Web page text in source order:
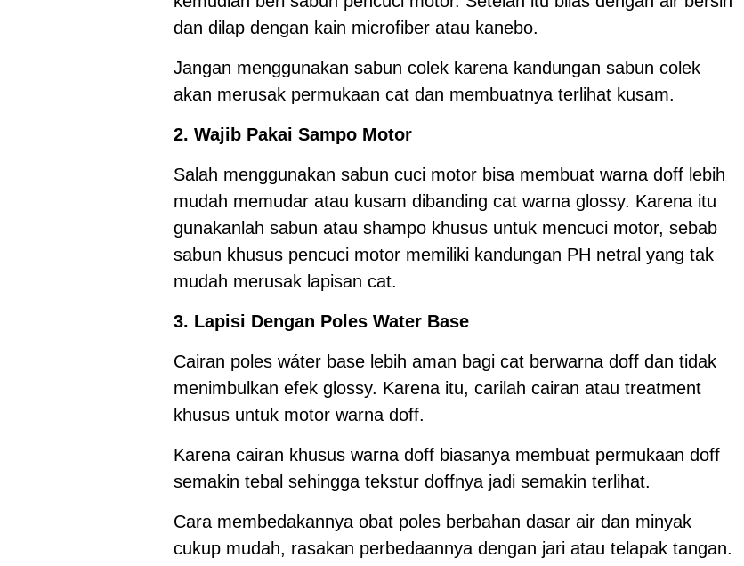
dan dilap dengan kain microfiber atau kanebo.
Jangan menggunakan sabun colek karena kandungan sabun colek
akan merusak permukaan cat dan membuatnya terlihat kusam.
2. Wajib Pakai Sampo Motor
Salah menggunakan sabun cuci motor bisa membuat warna doff lebih
mudah memudar atau kusam dibanding cat warna glossy. Karena itu
gunakanlah sabun atau shampo khusus untuk mencuci motor, sebab
sabun khusus pencuci motor memiliki kandungan PH netral yang tak
mudah merusak lapisan cat.
3. Lapisi Dengan Poles Water Base
Cairan poles wáter base lebih aman bagi cat berwarna doff dan tidak
menimbulkan efek glossy. Karena itu, carilah cairan atau treatment
khusus untuk motor warna doff.
Karena cairan khusus warna doff biasanya membuat permukaan doff
semakin tebal sehingga tekstur doffnya jadi semakin terlihat.
Cara membedakannya obat poles berbahan dasar air dan minyak
cukup mudah, rasakan perbedaannya dengan jari atau telapak tangan.